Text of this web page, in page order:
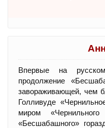
Впервые на
продолжение
завораживающей, чем
Голливуде
миром
«Бесшабашного»